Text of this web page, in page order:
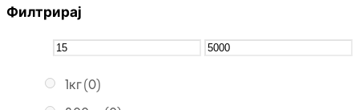
Филтрирај
1кг(0)